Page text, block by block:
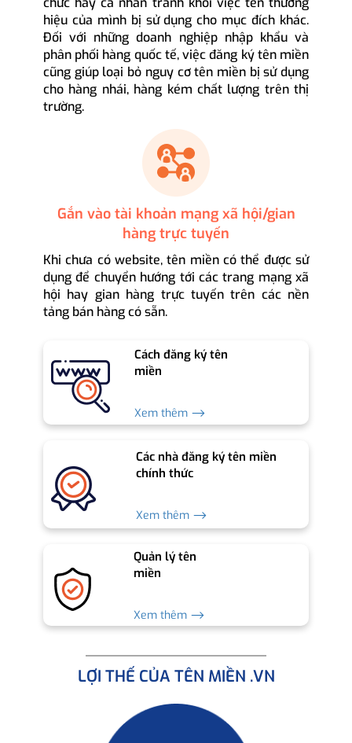
hiệu của mình bị sử dụng cho mục đích khác.
Đối với những doanh nghiệp nhập khẩu và
phân phối hàng quốc tế, việc đăng ký tên miền
cũng giúp loại bỏ nguy cơ tên miền bị sử dụng
cho hàng nhái, hàng kém chất lượng trên thị
trường.
Gắn vào tài khoản mạng xã hội/gian
hàng trực tuyến
Khi chưa có website, tên miền có thể được sử
dụng để chuyển hướng tới các trang mạng xã
hội hay gian hàng trực tuyến trên các nền
tảng bán hàng có sẵn.
Cách đăng ký tên
miền
Xem thêm ⟶
Các nhà đăng ký tên miền
chính thức
Xem thêm ⟶
Quản lý tên
miền
Xem thêm ⟶
LỢI THẾ CỦA TÊN MIỀN .VN